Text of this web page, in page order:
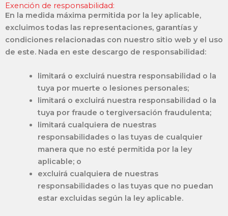
Exención de responsabilidad:
En la medida máxima permitida por la ley aplicable,
excluimos todas las representaciones, garantías y
condiciones relacionadas con nuestro sitio web y el uso
de este. Nada en este descargo de responsabilidad:
limitará o excluirá nuestra responsabilidad o la
tuya por muerte o lesiones personales;
limitará o excluirá nuestra responsabilidad o la
tuya por fraude o tergiversación fraudulenta;
limitará cualquiera de nuestras
responsabilidades o las tuyas de cualquier
manera que no esté permitida por la ley
aplicable; o
excluirá cualquiera de nuestras
responsabilidades o las tuyas que no puedan
estar excluidas según la ley aplicable.